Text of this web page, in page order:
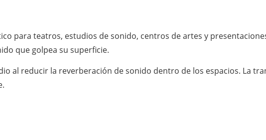
para teatros, estudios de sonido, centros de artes y
que golpea su superficie.
al reducir la reverberación de sonido dentro de los espacios. La